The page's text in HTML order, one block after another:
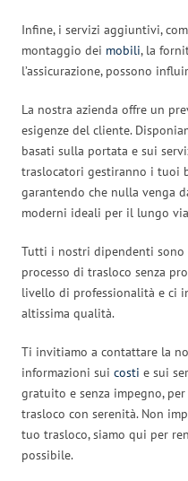
Infine, i servizi aggiuntivi,
montaggio dei mobili, la
l’assicurazione, possono
La nostra azienda offre un
esigenze del cliente.
basati sulla portata e sui
traslocatori gestiranno i tuoi
garantendo che nulla venga
moderni ideali per il lungo
Tutti i nostri dipendenti sono
processo di trasloco senza
livello di professionalità e ci
altissima qualità.
Ti invitiamo a contattare la
informazioni sui costi e sui
gratuito e senza impegno,
trasloco con serenità. Non
tuo trasloco, siamo qui per
possibile.